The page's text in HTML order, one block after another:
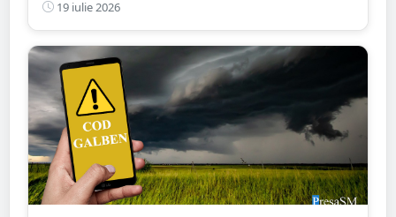
Victima a plătit cheltuielile de judecată
19 iulie 2026